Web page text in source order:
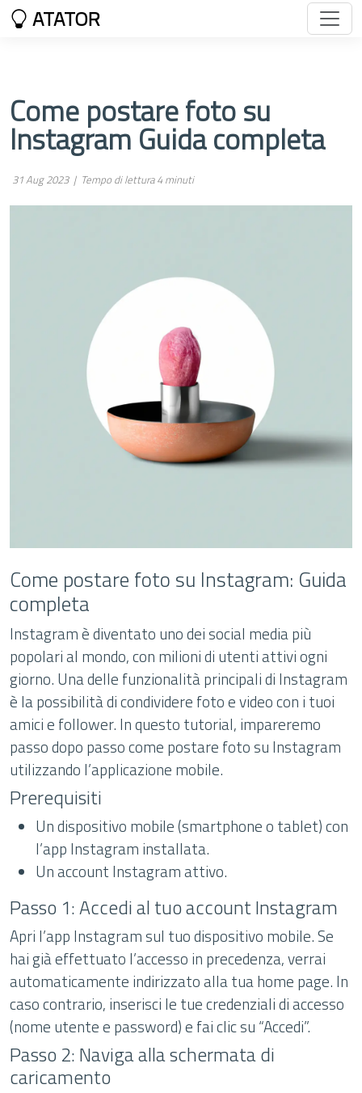
ATATOR
Come postare foto su
Instagram Guida completa
31 Aug 2023 | Tempo di lettura 4 minuti
Come postare foto su Instagram: Guida
completa
Instagram è diventato uno dei social media più
popolari al mondo, con milioni di utenti attivi ogni
giorno. Una delle funzionalità principali di Instagram
è la possibilità di condividere foto e video con i tuoi
amici e follower. In questo tutorial, impareremo
passo dopo passo come postare foto su Instagram
utilizzando l’applicazione mobile.
Prerequisiti
Un dispositivo mobile (smartphone o tablet) con
l’app Instagram installata.
Un account Instagram attivo.
Passo 1: Accedi al tuo account Instagram
Apri l’app Instagram sul tuo dispositivo mobile. Se
hai già effettuato l’accesso in precedenza, verrai
automaticamente indirizzato alla tua home page. In
caso contrario, inserisci le tue credenziali di accesso
(nome utente e password) e fai clic su “Accedi”.
Passo 2: Naviga alla schermata di
caricamento